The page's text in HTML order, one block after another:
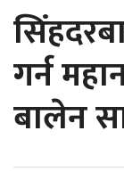
गर्न
बालेन